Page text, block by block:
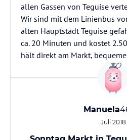
allen Gassen von Teguise
Wir sind mit dem Linienbus
alten Hauptstadt Teguise
ca. 20 Minuten und kostet
hält direkt am Markt,
Manuela
Juli 2018